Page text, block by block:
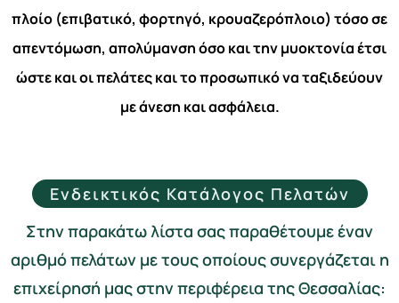
πλοίο (επιβατικό, φορτηγό, κρουαζερόπλοιο) τόσο σε
απεντόμωση, απολύμανση όσο και την μυοκτονία έτσι
ώστε και οι πελάτες και το προσωπικό να ταξιδεύουν
με άνεση και ασφάλεια.
Ενδεικτικός Κατάλογος Πελατών
Στην παρακάτω λίστα σας παραθέτουμε έναν
αριθμό πελάτων με τους οποίους συνεργάζεται η
επιχείρησή μας στην περιφέρεια της Θεσσαλίας: